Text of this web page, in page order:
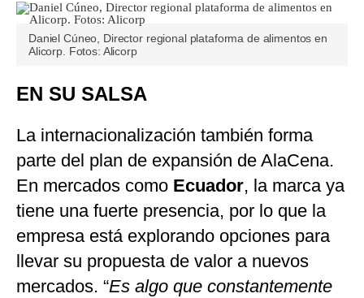
Daniel Cúneo, Director regional plataforma de alimentos en
Alicorp. Fotos: Alicorp
EN SU SALSA
La internacionalización también forma
parte del plan de expansión de AlaCena.
En mercados como Ecuador, la marca ya
tiene una fuerte presencia, por lo que la
empresa está explorando opciones para
llevar su propuesta de valor a nuevos
mercados. “Es algo que constantemente